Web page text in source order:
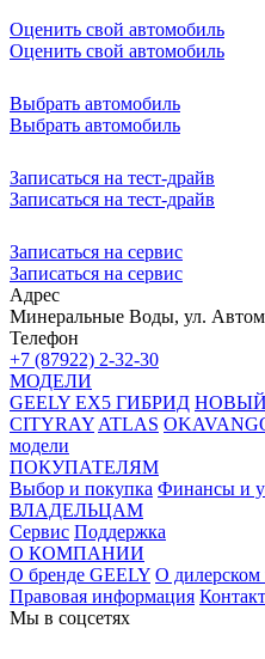
Оценить свой автомобиль
Оценить свой автомобиль
Выбрать автомобиль
Выбрать автомобиль
Записаться на тест-драйв
Записаться на тест-драйв
Записаться на сервис
Записаться на сервис
Адрес
Минеральные Воды, ул.
Телефон
+7 (87922) 2-32-30
МОДЕЛИ
GEELY EX5 ГИБРИД НОВЫЙ
CITYRAY ATLAS
модели
ПОКУПАТЕЛЯМ
Выбор и покупка Финансы и
ВЛАДЕЛЬЦАМ
Сервис Поддержка
О КОМПАНИИ
О бренде GEELY О дилерском
Правовая информация
Мы в соцсетях